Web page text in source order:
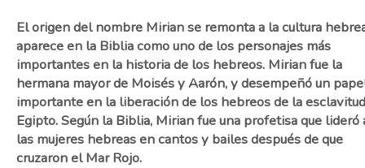
El origen del nombre Mirian se remonta a la cultura
aparece en la Biblia como uno de los personajes más
importantes en la historia de los hebreos. Mirian fue la
hermana mayor de Moisés y Aarón, y desempeñó un
importante en la liberación de los hebreos de la
Egipto. Según la Biblia, Mirian fue una profetisa que lideró
las mujeres hebreas en cantos y bailes después de que
cruzaron el Mar Rojo.